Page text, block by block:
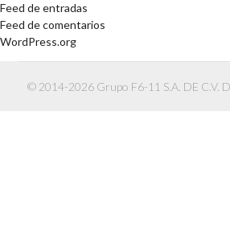
Feed de entradas
Feed de comentarios
WordPress.org
© 2014-2026 Grupo F6-11 S.A. DE C.V.